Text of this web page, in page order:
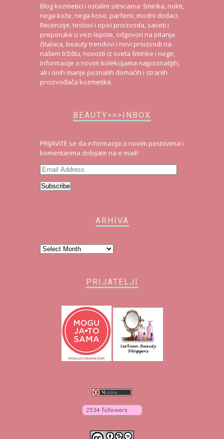
Blog kozmetici i ostalim sitnicama: šminka, nokti,
nega kože, nega kose, parfemi, modni dodaci.
Recenzije, testovi i opisi proizvoda, saveti i
preporuke u vezi lepote, odgovori na pitanja
čitalaca, beauty trendovi i novi proizvodi na
našem tržištu, novosti iz sveta šminke i nege,
informacije o novim kolekcijama najpoznatijih,
ali i onih manje poznatih domaćih i stranih
proizvođača kozmetike.
BEAUTY>>>INBOX
PRIJAVITE se da informacije o novim postovima i
komentarima dobijate na e-mail!
Email
Address
Subscribe
ARHIVA
Arhiva
PRIJATELJI